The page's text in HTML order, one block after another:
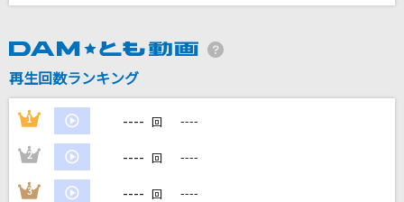
TK from 凛として時雨
Pale Blue(ビデオクリップバージョン)
米津玄師
[生音]春泥棒
ヨルシカ
再生回数ランキング
1 ---- 回 ----
2 ---- 回 ----
3 ---- 回 ----